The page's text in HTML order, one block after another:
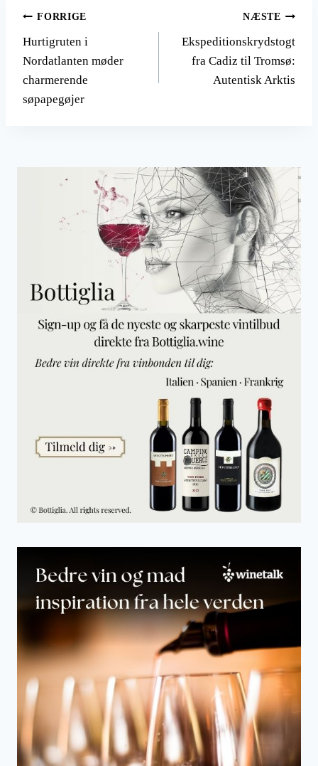
Indlægsnavigation
FORRIGE
Hurtigruten i
Nordatlanten møder
charmerende
søpapegøjer
NÆSTE
Ekspeditionskrydstogt
fra Cadiz til Tromsø:
Autentisk Arktis